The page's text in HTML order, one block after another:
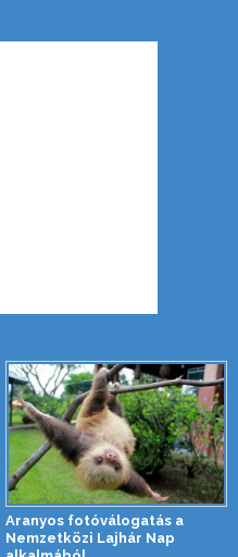
Aranyos fotóválogatás a
Nemzetközi Lajhár Nap